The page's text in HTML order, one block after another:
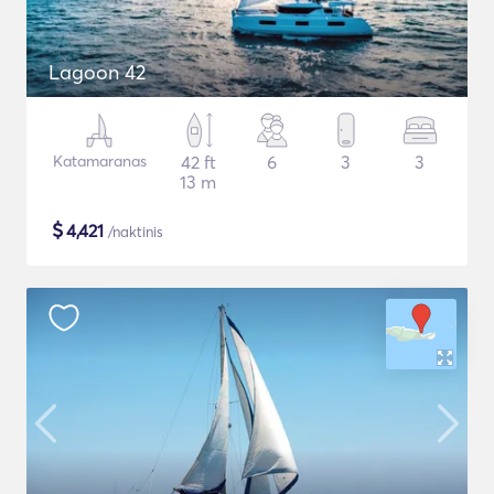
Lagoon 42
Katamaranas
42 ft
13 m
6 3 3
$4,421 /naktinis